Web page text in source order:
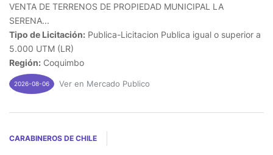
VENTA DE TERRENOS DE PROPIEDAD MUNICIPAL LA
SERENA...
Tipo de Licitación: Publica-Licitacion Publica igual o superior a
5.000 UTM (LR)
Región: Coquimbo
2026-08-06 Ver en Mercado Publico
CARABINEROS DE CHILE